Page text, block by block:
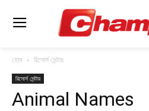
হোম রিসোর্স সেন্টার
রিসোর্স সেন্টার
Animal Names